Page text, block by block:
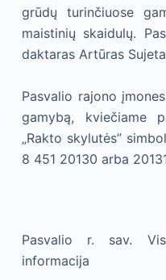
grūdų turinčiuose
maistinių skaidulų.
daktaras Artūras
Pasvalio rajono
gamybą, kviečiame
„Rakto skylutės”
8 451 20130 arba
Pasvalio r. sav.
informacija